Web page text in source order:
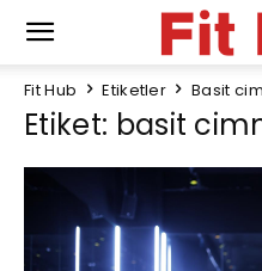
Fit Hub Etiketler Basit
Etiket: basit